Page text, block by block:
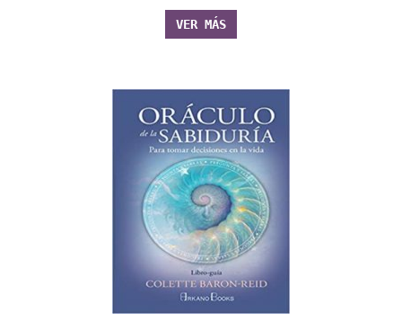
VER MÁS